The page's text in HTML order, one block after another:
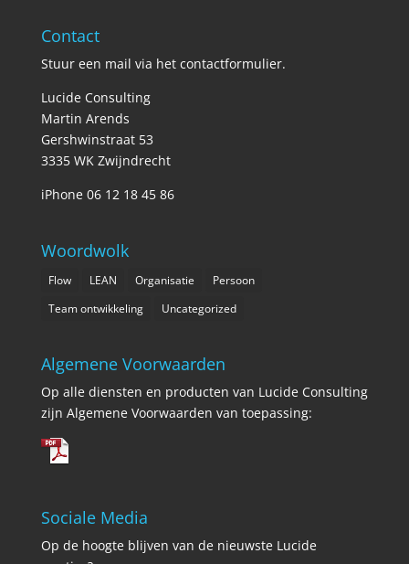
Contact
Stuur een mail via het contactformulier.
Lucide Consulting
Martin Arends
Gershwinstraat 53
3335 WK Zwijndrecht
iPhone 06 12 18 45 86
Woordwolk
Flow LEAN Organisatie
Persoon
Team ontwikkeling
Uncategorized
Algemene Voorwaarden
Op alle diensten en producten van Lucide Consulting
zijn Algemene Voorwaarden van toepassing:
Sociale Media
Op de hoogte blijven van de nieuwste Lucide